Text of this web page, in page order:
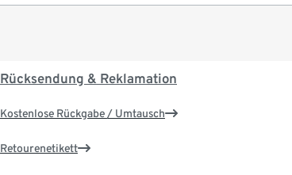
Rücksendung & Reklamation
Kostenlose Rückgabe / Umtausch
Retourenetikett